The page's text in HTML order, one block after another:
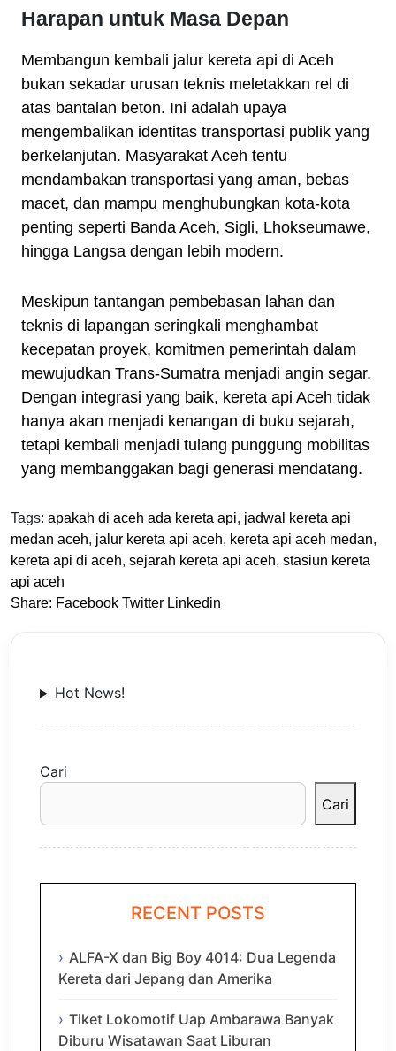
Harapan untuk Masa Depan
Membangun kembali jalur kereta api di Aceh
bukan sekadar urusan teknis meletakkan rel di
atas bantalan beton. Ini adalah upaya
mengembalikan identitas transportasi publik yang
berkelanjutan. Masyarakat Aceh tentu
mendambakan transportasi yang aman, bebas
macet, dan mampu menghubungkan kota-kota
penting seperti Banda Aceh, Sigli, Lhokseumawe,
hingga Langsa dengan lebih modern.
Meskipun tantangan pembebasan lahan dan
teknis di lapangan seringkali menghambat
kecepatan proyek, komitmen pemerintah dalam
mewujudkan Trans-Sumatra menjadi angin segar.
Dengan integrasi yang baik, kereta api Aceh tidak
hanya akan menjadi kenangan di buku sejarah,
tetapi kembali menjadi tulang punggung mobilitas
yang membanggakan bagi generasi mendatang.
Tags: apakah di aceh ada kereta api, jadwal kereta api
medan aceh, jalur kereta api aceh, kereta api aceh medan,
kereta api di aceh, sejarah kereta api aceh, stasiun kereta
api aceh
Share: Facebook Twitter Linkedin
Hot News!
Cari
Cari
RECENT POSTS
ALFA-X dan Big Boy 4014: Dua Legenda
Kereta dari Jepang dan Amerika
Tiket Lokomotif Uap Ambarawa Banyak
Diburu Wisatawan Saat Liburan